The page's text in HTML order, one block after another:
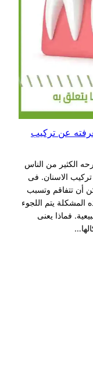
عن تركيب
الكثير من الناس
الاسنان. فى
أن تتفاقم وتسبب
يتم اللجوء
فماذا يعنى